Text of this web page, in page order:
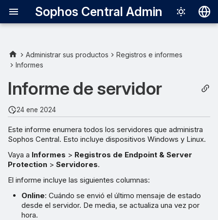
Sophos Central Admin
English
한국어
Português
Administrar sus productos
Registros e informes
Informes
Informe de servidor
24 ene 2024
Este informe enumera todos los servidores que administra
Sophos Central. Esto incluye dispositivos Windows y Linux.
Vaya a Informes > Registros de Endpoint & Server
Protection > Servidores.
El informe incluye las siguientes columnas:
Online: Cuándo se envió el último mensaje de estado
desde el servidor. De media, se actualiza una vez por
hora.